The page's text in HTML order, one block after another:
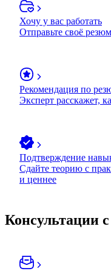
Хочу у вас работать
Отправьте своё
Рекомендация по
Эксперт расскажет,
Подтверждение
Сдайте теорию с
и ценнее
Консультации